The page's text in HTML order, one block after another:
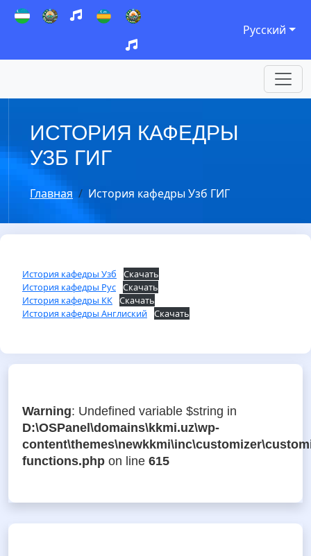
Русский
ИСТОРИЯ КАФЕДРЫ
УЗБ ГИГ
Главная История кафедры Узб ГИГ
История кафедры Узб
Скачать
История кафедры Рус Скачать
История кафедры КК Скачать
История кафедры Англиский Скачать
Warning: Undefined variable $string in
D:\OSPanel\domains\kkmi.uz\wp-
functions.php on line 615